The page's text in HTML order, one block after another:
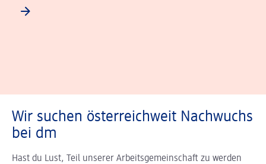
Wir suchen österreichweit Nachwuchs
bei dm
Hast du Lust, Teil unserer Arbeitsgemeinschaft zu werden